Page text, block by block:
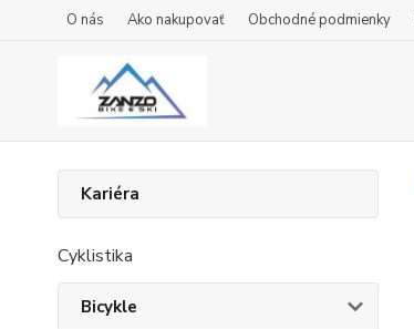
O nás Ako nakupovať Obchodné podmienky
Kariéra
Cyklistika
Bicykle